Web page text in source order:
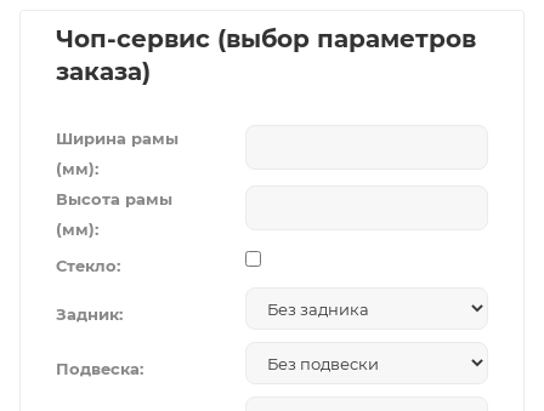
Чоп-сервис (выбор параметров
заказа)
Ширина рамы
(мм):
Высота рамы
(мм):
Стекло:
Задник:
Подвеска: